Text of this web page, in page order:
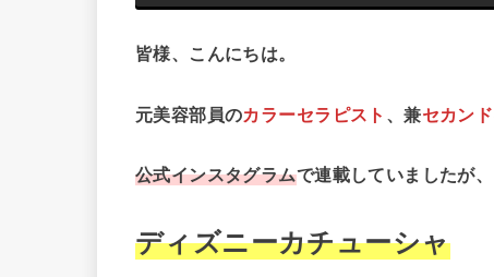
皆様、こんにちは。
元美容部員のカラーセラピスト 、兼セカン
公式インスタグラムで連載していましたが、
ディズニーカチューシャ